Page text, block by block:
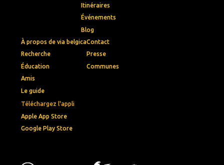
Téléchargez l'appli
Apple App Store
Google Play Store
Itinéraires
Événements
Blog
À propos de via belgica
Recherche
Éducation
Amis
Le guide
Contact
Presse
Communes